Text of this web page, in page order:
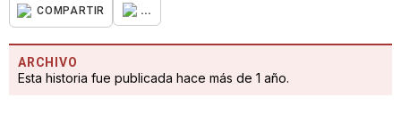
COMPARTIR ...
ARCHIVO
Esta historia fue publicada hace más de 1 año.